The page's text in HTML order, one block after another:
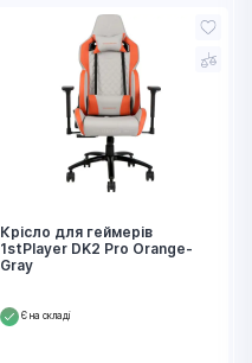
Крісло для геймерів
1stPlayer DK2 Pro Orange-
Gray
Є на складі